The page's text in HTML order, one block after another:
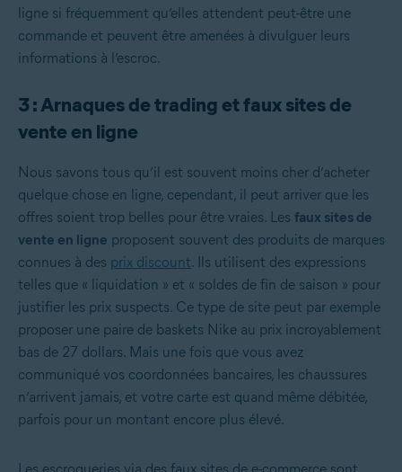
ligne si fréquemment qu’elles attendent peut-être une
commande et peuvent être amenées à divulguer leurs
informations à l’escroc.
3 : Arnaques de trading et faux sites de
vente en ligne
Nous savons tous qu’il est souvent moins cher d’acheter
quelque chose en ligne, cependant, il peut arriver que les
offres soient trop belles pour être vraies. Les faux sites de
vente en ligne proposent souvent des produits de marques
connues à des prix discount. Ils utilisent des expressions
telles que « liquidation » et « soldes de fin de saison » pour
justifier les prix suspects. Ce type de site peut par exemple
proposer une paire de baskets Nike au prix incroyablement
bas de 27 dollars. Mais une fois que vous avez
communiqué vos coordonnées bancaires, les chaussures
n’arrivent jamais, et votre carte est quand même débitée,
parfois pour un montant encore plus élevé.
Les escroqueries via des faux sites de e-commerce sont